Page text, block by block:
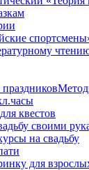
квестов
своими
на свадьбу
для